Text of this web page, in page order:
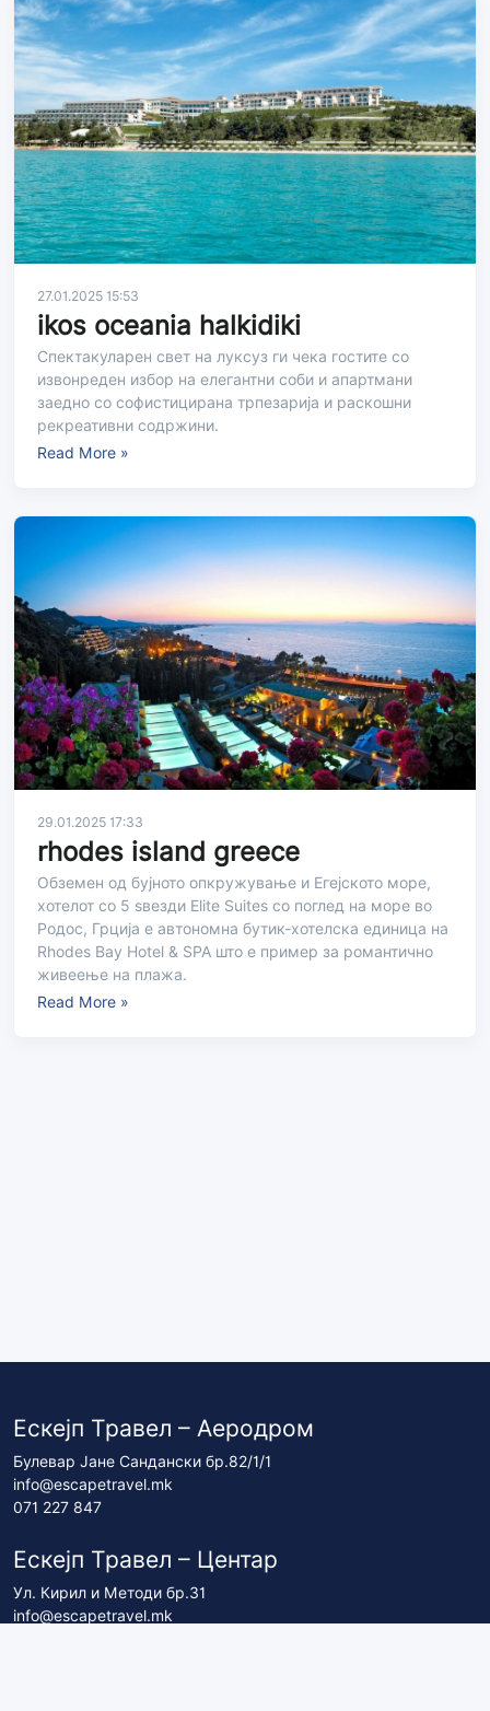
27.01.2025 15:53
ikos oceania halkidiki
Спектакуларен свет на луксуз ги чека гостите со
извонреден избор на елегантни соби и апартмани
заедно со софистицирана трпезарија и раскошни
рекреативни содржини.
Read More »
29.01.2025 17:33
rhodes island greece
Обземен од бујното опкружување и Егејското море,
хотелот со 5 ѕвезди Elite Suites со поглед на море во
Родос, Грција е автономна бутик-хотелска единица на
Rhodes Bay Hotel & SPA што е пример за романтично
живеење на плажа.
Read More »
Ескејп Травел – Аеродром
Булевар Јане Сандански бр.82/1/1
info@escapetravel.mk
071 227 847
Ескејп Травел – Центар
Ул. Кирил и Методи бр.31
info@escapetravel.mk